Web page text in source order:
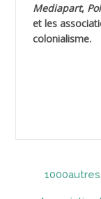
AIBLIED Ahmed
AICI (ou
Mediapart,
et les
colonialisme.